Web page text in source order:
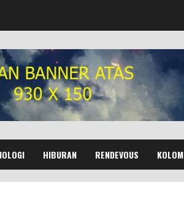
HIBURAN RENDEVOUS KOLOM